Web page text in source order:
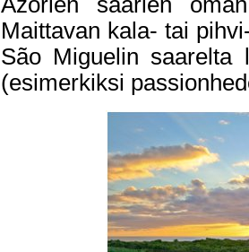
Maittavan kala- tai
São Miguelin saarelta
(esimerkiksi